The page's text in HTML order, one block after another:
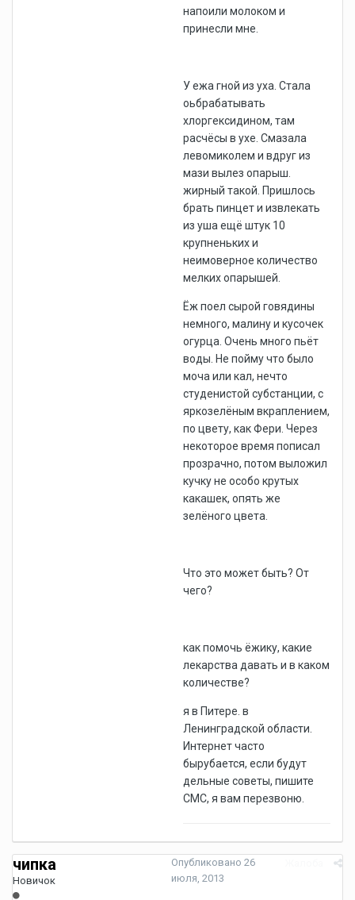
напоили молоком и
принесли мне.
У ежа гной из уха. Стала
оьбрабатывать
хлоргексидином, там
расчёсы в ухе. Смазала
левомиколем и вдруг из
мази вылез опарыш.
жирный такой. Пришлось
брать пинцет и извлекать
из уша ещё штук 10
крупненьких и
неимоверное количество
мелких опарышей.
Ёж поел сырой говядины
немного, малину и кусочек
огурца. Очень много пьёт
воды. Не пойму что было
моча или кал, нечто
студенистой субстанции, с
яркозелёным вкраплением,
по цвету, как Фери. Через
некоторое время пописал
прозрачно, потом выложил
кучку не особо крутых
какашек, опять же
зелёного цвета.
Что это может быть? От
чего?
как помочь ёжику, какие
лекарства давать и в каком
количестве?
я в Питере. в
Ленинградской области.
Интернет часто
бырубается, если будут
дельные советы, пишите
СМС, я вам перезвоню.
чипка
Новичок
Опубликовано 26
июля, 2013